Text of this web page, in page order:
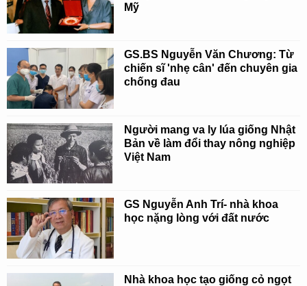
Mỹ
GS.BS Nguyễn Văn Chương: Từ
chiến sĩ 'nhẹ cân' đến chuyên gia
chống đau
Người mang va ly lúa giống Nhật
Bản về làm đổi thay nông nghiệp
Việt Nam
GS Nguyễn Anh Trí- nhà khoa
học nặng lòng với đất nước
Nhà khoa học tạo giống cỏ ngọt